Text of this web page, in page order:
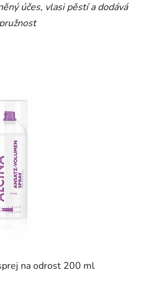
účes, vlasi pěstí a dodává
na odrost 200 ml